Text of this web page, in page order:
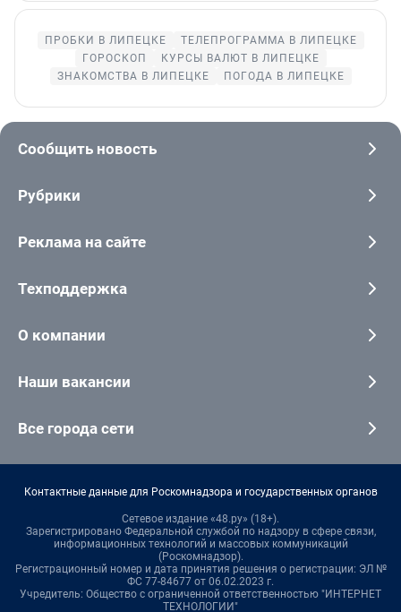
ПРОБКИ В ЛИПЕЦКЕ
ТЕЛЕПРОГРАММА В ЛИПЕЦКЕ
ГОРОСКОП
КУРСЫ ВАЛЮТ В ЛИПЕЦКЕ
ЗНАКОМСТВА В ЛИПЕЦКЕ
ПОГОДА В ЛИПЕЦКЕ
Сообщить новость
Рубрики
Реклама на сайте
Техподдержка
О компании
Наши вакансии
Все города сети
Контактные данные для Роскомнадзора и государственных органов
Сетевое издание «48.ру» (18+).
Зарегистрировано Федеральной службой по надзору в сфере связи,
информационных технологий и массовых коммуникаций
(Роскомнадзор).
Регистрационный номер и дата принятия решения о регистрации: ЭЛ №
ФС 77-84677 от 06.02.2023 г.
Учредитель: Общество с ограниченной ответственностью "ИНТЕРНЕТ
ТЕХНОЛОГИИ"